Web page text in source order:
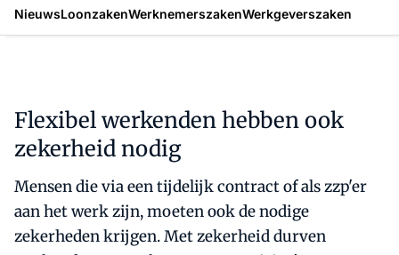
NieuwsLoonzakenWerknemerszakenWerkgeverszaken
Flexibel werkenden hebben ook
zekerheid nodig
Mensen die via een tijdelijk contract of als zzp'er
aan het werk zijn, moeten ook de nodige
zekerheden krijgen. Met zekerheid durven